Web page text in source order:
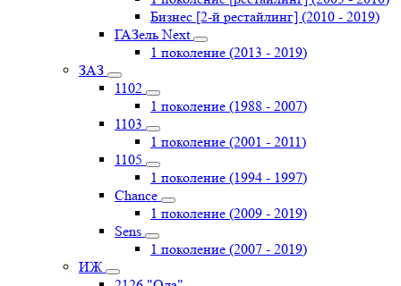
Бизнес [2-й рестайлинг] (2010 - 2019)
ГАЗель Next
1 поколение (2013 - 2019)
ЗАЗ
1102
1 поколение (1988 - 2007)
1103
1 поколение (2001 - 2011)
1105
1 поколение (1994 - 1997)
Chance
1 поколение (2009 - 2019)
Sens
1 поколение (2007 - 2019)
ИЖ